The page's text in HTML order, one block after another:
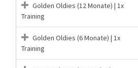
Golden Oldies (12 Monate) | 1x
Training
Golden Oldies (6 Monate) | 1x
Training